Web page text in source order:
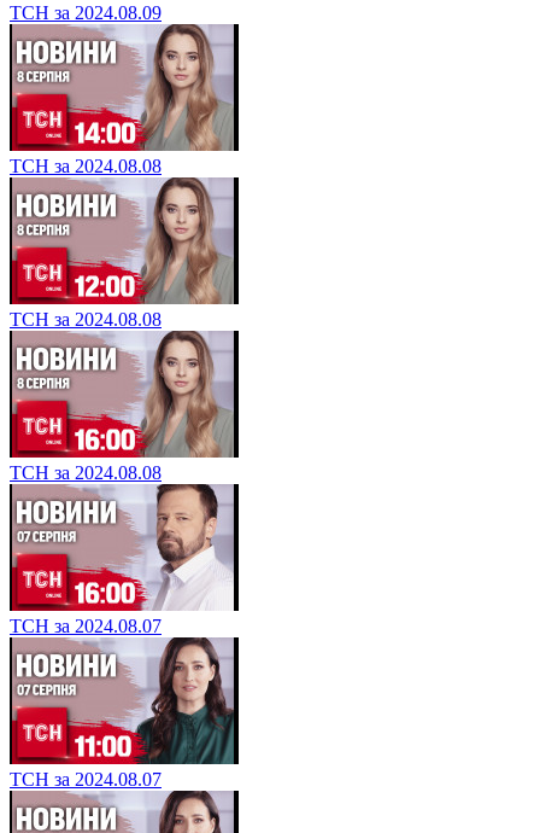
ТСН за 2024.08.09
ТСН за 2024.08.08
ТСН за 2024.08.08
ТСН за 2024.08.08
ТСН за 2024.08.07
ТСН за 2024.08.07